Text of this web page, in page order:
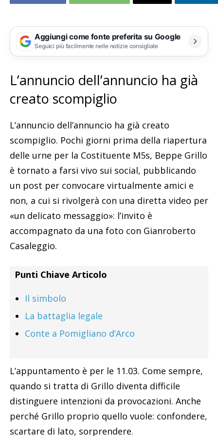
Aggiungi come fonte preferita su Google
Seguici più facilmente nelle notizie consigliate
L’annuncio dell’annuncio ha già
creato scompiglio
L’annuncio dell’annuncio ha già creato
scompiglio. Pochi giorni prima della riapertura
delle urne per la Costituente M5s, Beppe Grillo
è tornato a farsi vivo sui social, pubblicando
un post per convocare virtualmente amici e
non, a cui si rivolgerà con una diretta video per
«un delicato messaggio»: l’invito è
accompagnato da una foto con Gianroberto
Casaleggio.
Punti Chiave Articolo
Il simbolo
La battaglia legale
Conte a Pomigliano d’Arco
L’appuntamento è per le 11.03. Come sempre,
quando si tratta di Grillo diventa difficile
distinguere intenzioni da provocazioni. Anche
perché Grillo proprio quello vuole: confondere,
scartare di lato, sorprendere.